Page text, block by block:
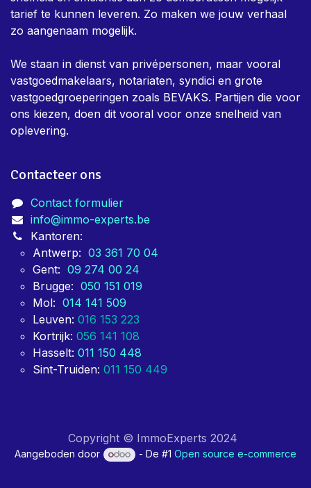
tarief te kunnen leveren. Zo maken we jouw verhaal
zo aangenaam mogelijk.
We staan in dienst van privépersonen, maar vooral
vastgoedmakelaars, notariaten, syndici en grote
vastgoedgroeperingen zoals BEVAKS. Partijen die voor
ons kiezen, doen dit vooral voor onze snelheid van
oplevering.
Contacteer ons
Contact formulier
info@immo-experts.be
Kantoren:
Antwerp: 03 361 70 04
Gent: 09 274 00 24
Brugge: 050 151 019
Mol: 014 141 509
Leuven: 016 153 223
Kortrijk: 056 141 108
Hasselt: 011 150 448
Sint-Truiden: 011 150 449
Copyright © ImmoExperts 2024
Aangeboden door - De #1Open source e-commerce